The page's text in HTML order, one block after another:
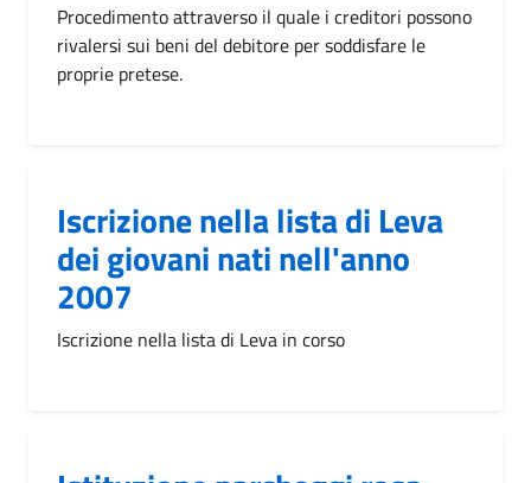
Procedimento attraverso il quale i creditori possono
rivalersi sui beni del debitore per soddisfare le
proprie pretese.
Iscrizione nella lista di Leva
dei giovani nati nell'anno
2007
Iscrizione nella lista di Leva in corso